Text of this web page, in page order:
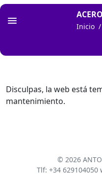
Inicio
Disculpas, la web está
mantenimiento.
© 2026
Tlf: +34